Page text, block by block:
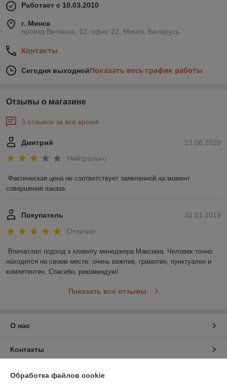
Работает с 10.03.2010
г. Минск
проезд Веснина, 12, офис 22, Минск, Беларусь
Контакты
Сегодня выходнойПоказать весь график работы
Отзывы о магазине
3 отзывов за всё время
13.08.2020
Дмитрий
Нейтрально
Фактическая цена не соответствует заявленной на момент
совершения заказа.
31.01.2019
Покупатель
Отлично
Впечатлил подход к клиенту менеджера Максима. Человек точно
находится на своем месте: очень вежлив, грамотен, пунктуален и
компетентен. Спасибо, рекомендую!
Показать все отзывы
О нас
Контакты
Доставка и оплата
Обработка файлов cookie